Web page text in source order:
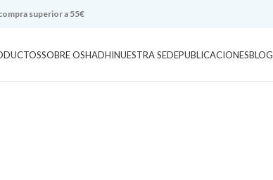
superior a 55€
SOBRE OSHADHINUESTRA SEDEPUBLICACIONESBLOG